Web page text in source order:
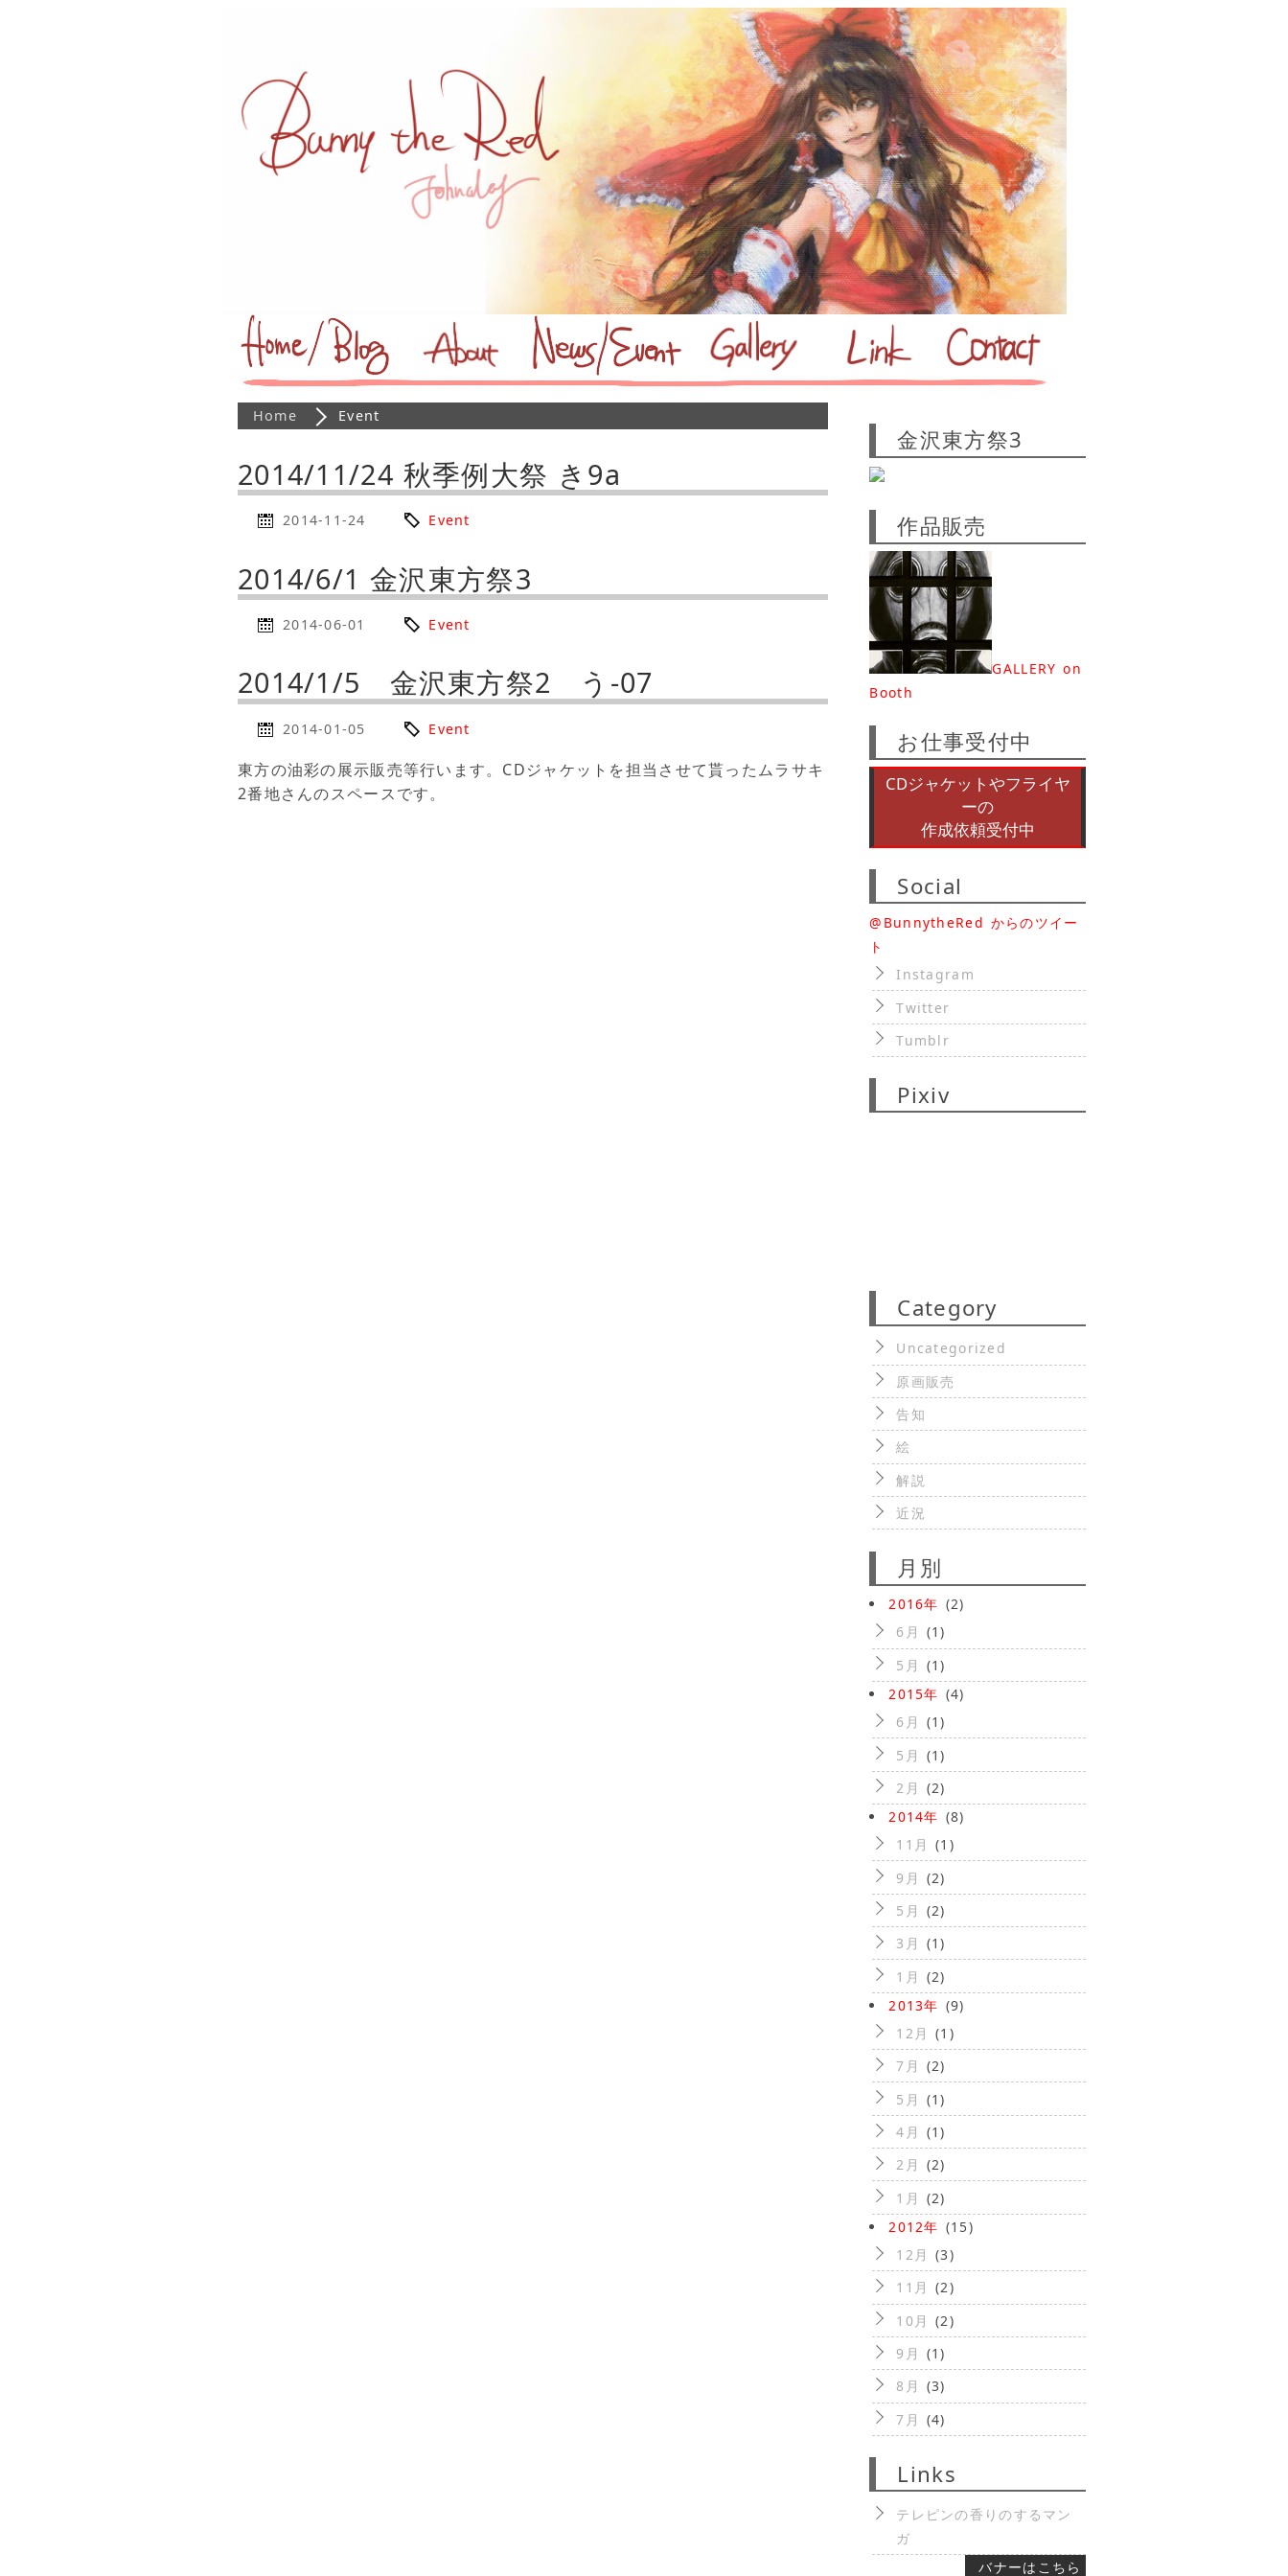
Home Event
2014/11/24 秋季例大祭 き9a
2014-11-24 Event
2014/6/1 金沢東方祭3
2014-06-01 Event
2014/1/5 金沢東方祭2 う-07
2014-01-05 Event
東方の油彩の展示販売等行います。CDジャケットを担当させて貰ったムラサキ
2番地さんのスペースです。
金沢東方祭3
作品販売
GALLERY on
Booth
お仕事受付中
CDジャケットやフライヤ
ーの
作成依頼受付中
Social
@BunnytheRed からのツイー
ト
Instagram
Twitter
Tumblr
Pixiv
Category
Uncategorized
原画販売
告知
絵
解説
近況
月別
2016年 (2)
6月 (1)
5月 (1)
2015年 (4)
6月 (1)
5月 (1)
2月 (2)
2014年 (8)
11月 (1)
9月 (2)
5月 (2)
3月 (1)
1月 (2)
2013年 (9)
12月 (1)
7月 (2)
5月 (1)
4月 (1)
2月 (2)
1月 (2)
2012年 (15)
12月 (3)
11月 (2)
10月 (2)
9月 (1)
8月 (3)
7月 (4)
Links
テレピンの香りのするマン
ガ
バナーはこちら